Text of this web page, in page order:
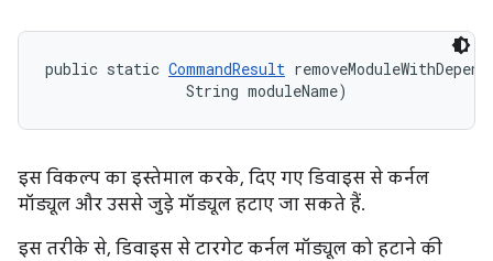
public static CommandResult
                String moduleName)
इस विकल्प का इस्तेमाल करके, दिए गए डिवाइस से कर्नल
मॉड्यूल और उससे जुड़े मॉड्यूल हटाए जा सकते हैं.
इस तरीके से, डिवाइस से टारगेट कर्नल मॉड्यूल को हटाने की